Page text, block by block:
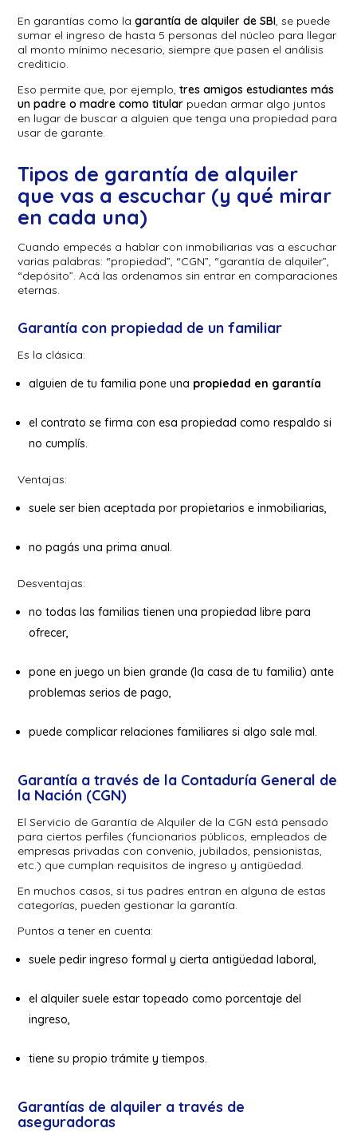
En garantías como lagarantía de alquiler de SBI , se puede
sumar el ingreso de hasta 5 personas del núcleo para llegar
al monto mínimo necesario, siempre que pasen el análisis
crediticio.
Eso permite que, por ejemplo,tres amigos estudiantes más
un padre o madre como titular puedan armar algo juntos
en lugar de buscar a alguien que tenga una propiedad para
usar de garante.
Tipos de garantía de alquiler
que vas a escuchar (y qué mirar
en cada una)
Cuando empecés a hablar con inmobiliarias vas a escuchar
varias palabras: “propiedad”, “CGN”, “garantía de alquiler”,
“depósito”. Acá las ordenamos sin entrar en comparaciones
eternas.
Garantía con propiedad de un familiar
Es la clásica:
alguien de tu familia pone una propiedad en garantía
el contrato se firma con esa propiedad como respaldo si
no cumplís.
Ventajas:
suele ser bien aceptada por propietarios e inmobiliarias,
no pagás una prima anual.
Desventajas:
no todas las familias tienen una propiedad libre para
ofrecer,
pone en juego un bien grande (la casa de tu familia) ante
problemas serios de pago,
puede complicar relaciones familiares si algo sale mal.
Garantía a través de la Contaduría General de
la Nación (CGN)
El Servicio de Garantía de Alquiler de la CGN está pensado
para ciertos perfiles (funcionarios públicos, empleados de
empresas privadas con convenio, jubilados, pensionistas,
etc.) que cumplan requisitos de ingreso y antigüedad.
En muchos casos, si tus padres entran en alguna de estas
categorías, pueden gestionar la garantía.
Puntos a tener en cuenta:
suele pedir ingreso formal y cierta antigüedad laboral,
el alquiler suele estar topeado como porcentaje del
ingreso,
tiene su propio trámite y tiempos.
Garantías de alquiler a través de
aseguradoras